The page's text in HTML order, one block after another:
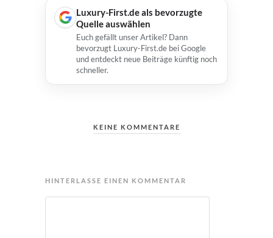
Luxury-First.de als bevorzugte
Quelle auswählen
Euch gefällt unser Artikel? Dann
bevorzugt Luxury-First.de bei Google
und entdeckt neue Beiträge künftig noch
schneller.
KEINE KOMMENTARE
HINTERLASSE EINEN KOMMENTAR